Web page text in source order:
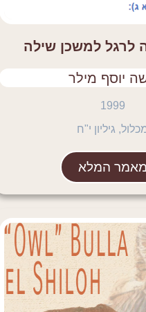
לרגל למשכן שילה
יוסף מילר
1999
גיליון י"ח
המלא